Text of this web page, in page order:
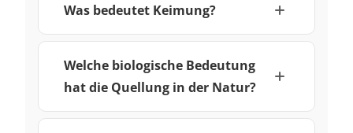
Was bedeutet Keimung?
Welche biologische Bedeutung
hat die Quellung in der Natur?